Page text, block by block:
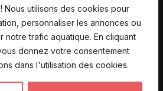
Nous utilisons des cookies pour
personnaliser les annonces ou
notre trafic aquatique. En cliquant
donnez votre consentement
dans l'utilisation des cookies.
dernières parutions
magazine
newsletter